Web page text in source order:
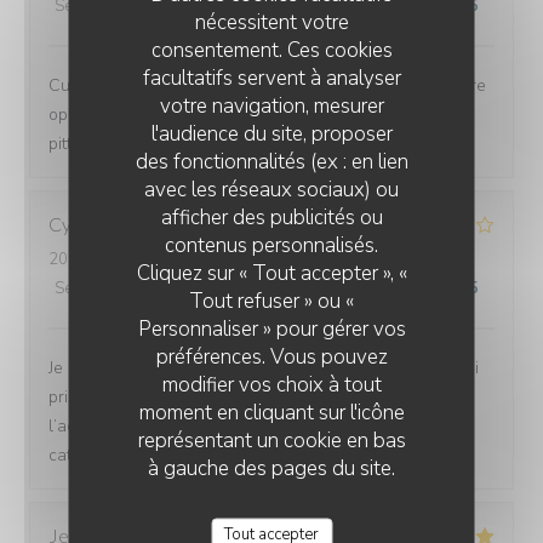
nécessitent votre
consentement. Ces cookies
facultatifs servent à analyser
votre navigation, mesurer
l'audience du site, proposer
des fonctionnalités (ex : en lien
avec les réseaux sociaux) ou
afficher des publicités ou
contenus personnalisés.
Cliquez sur « Tout accepter », «
Tout refuser » ou «
Personnaliser » pour gérer vos
préférences. Vous pouvez
modifier vos choix à tout
moment en cliquant sur l'icône
représentant un cookie en bas
à gauche des pages du site.
Tout accepter
Service
Ambiance: 4/5 Cuisine :5/5 Qualité / Prix /5
Cuisine savoureuse, service agréable et rapide sans être
oppressant. Environnement charmant en face de la si
pittoresque baie de Brignogan.
Cynthia
2026-08-05
- 21:30 - Couverts 6
Service
Ambiance Cuisine /5 Qualité / Prix /5
Je ne te donnerai pas d’avis sur la cuisine, parce que j’ai
pris uniquement un plateau de fruits de mer, mais
l’accueil, le service et la gestion clientèle, est
catastrophique
Jean
LA CORNICHE